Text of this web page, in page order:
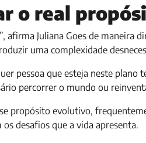
o real
afirma Juliana Goes de
uma complexidade
pessoa que esteja neste
percorrer o mundo ou
propósito evolutivo,
desafios que a vida apresenta.